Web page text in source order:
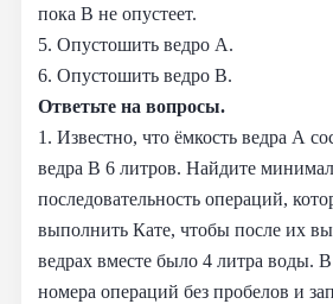
пока B не опустеет.
5. Опустошить ведро A.
6. Опустошить ведро B.
Ответьте на вопросы.
1. Известно, что ёмкость ведра A
ведра B 6 литров. Найдите
последовательность операций,
выполнить Кате, чтобы после их
ведрах вместе было 4 литра воды.
номера операций без пробелов и